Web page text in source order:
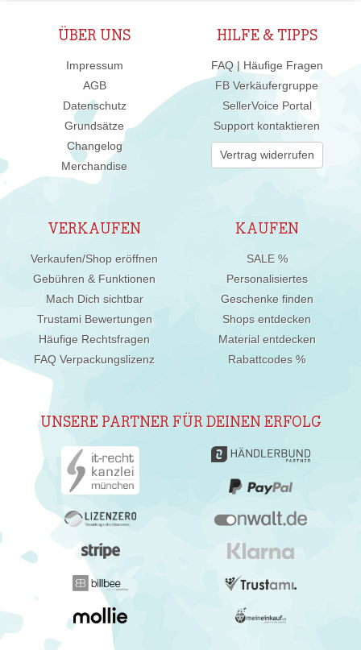
ÜBER UNS
Impressum
AGB
Datenschutz
Grundsätze
Changelog
Merchandise
HILFE & TIPPS
FAQ | Häufige Fragen
FB Verkäufergruppe
SellerVoice Portal
Support kontaktieren
Vertrag widerrufen
VERKAUFEN
Verkaufen/Shop eröffnen
Gebühren & Funktionen
Mach Dich sichtbar
Trustami Bewertungen
Häufige Rechtsfragen
FAQ Verpackungslizenz
KAUFEN
SALE %
Personalisiertes
Geschenke finden
Shops entdecken
Material entdecken
Rabattcodes %
UNSERE PARTNER FÜR DEINEN ERFOLG